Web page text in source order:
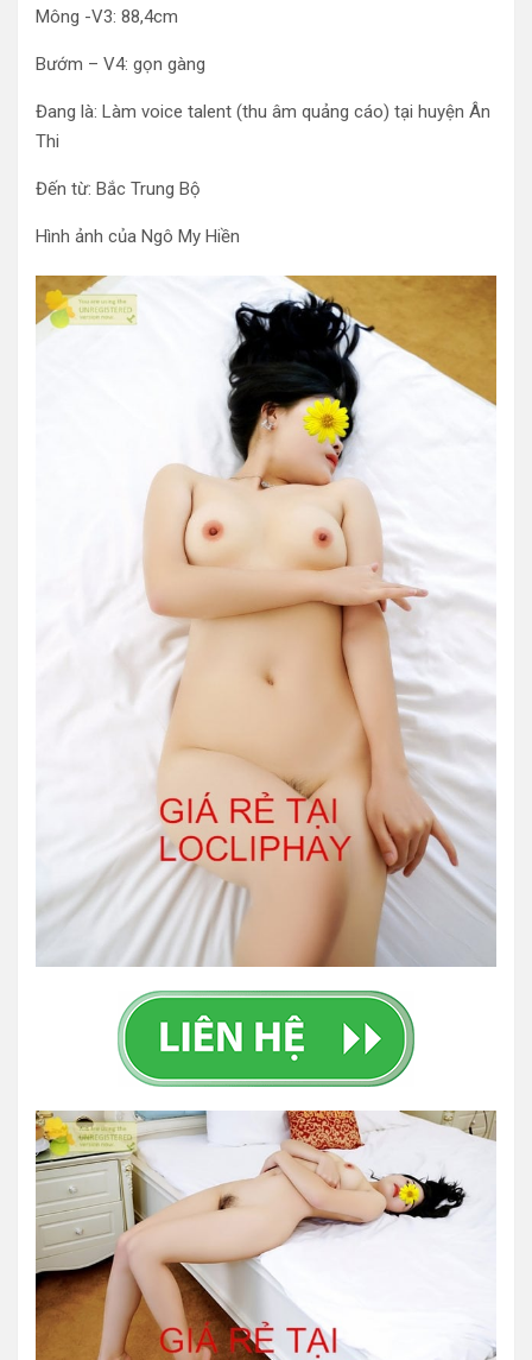
Mông -V3: 88,4cm
Bướm – V4: gọn gàng
Đang là: Làm voice talent (thu âm quảng cáo) tại huyện Ân
Thi
Đến từ: Bắc Trung Bộ
Hình ảnh của Ngô My Hiền